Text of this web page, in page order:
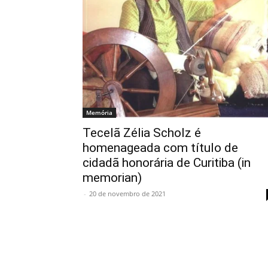
Memória
Tecelã Zélia Scholz é
homenageada com título de
cidadã honorária de Curitiba (in
memorian)
- 20 de novembro de 2021